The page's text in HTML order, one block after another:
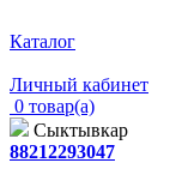
Каталог
Личный кабинет
0 товар(а)
Сыктывкар
88212293047